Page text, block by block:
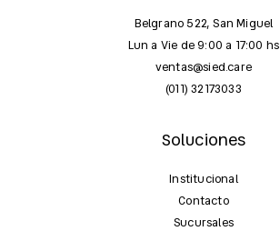
Belgrano 522, San Miguel
Lun a Vie de 9:00 a 17:00 hs
ventas@sied.care
(011) 32173033
Soluciones
Institucional
Contacto
Sucursales